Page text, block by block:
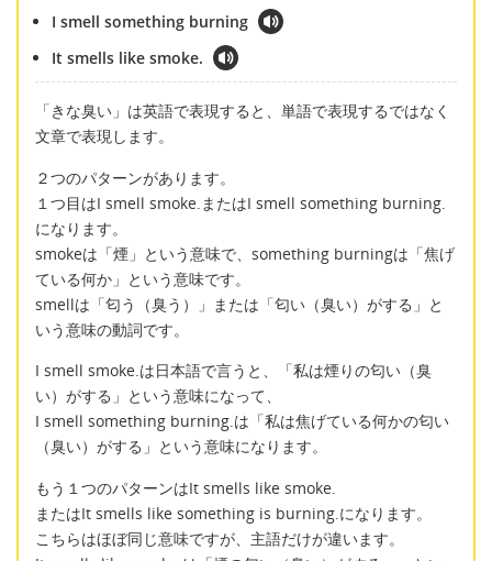
I smell something burning
It smells like smoke.
「きな臭い」は英語で表現すると、単語で表現するではなく
文章で表現します。
２つのパターンがあります。
１つ目はI smell smoke.またはI smell something burning.
になります。
smokeは「煙」という意味で、something burningは「焦げ
ている何か」という意味です。
smellは「匂う（臭う）」または「匂い（臭い）がする」と
いう意味の動詞です。
I smell smoke.は日本語で言うと、「私は煙りの匂い（臭
い）がする」という意味になって、
I smell something burning.は「私は焦げている何かの匂い
（臭い）がする」という意味になります。
もう１つのパターンはIt smells like smoke.
またはIt smells like something is burning.になります。
こちらはほぼ同じ意味ですが、主語だけが違います。